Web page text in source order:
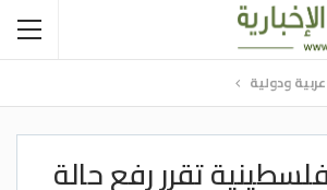
عربية ودولية
تقرر رفع حالة